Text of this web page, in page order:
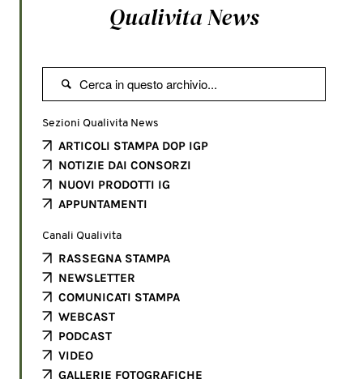
Qualivita News

Sezioni Qualivita News
ARTICOLI STAMPA DOP IGP
NOTIZIE DAI CONSORZI
NUOVI PRODOTTI IG
APPUNTAMENTI
Canali Qualivita
RASSEGNA STAMPA
NEWSLETTER
COMUNICATI STAMPA
WEBCAST
PODCAST
VIDEO
GALLERIE FOTOGRAFICHE